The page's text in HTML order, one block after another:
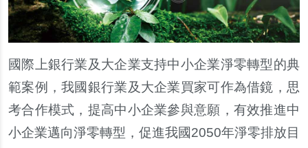
國際上銀行業及大企業支持中小企業淨零轉型的典
範案例，我國銀行業及大企業買家可作為借鏡，思
考合作模式，提高中小企業參與意願，有效推進中
小企業邁向淨零轉型，促進我國2050年淨零排放目